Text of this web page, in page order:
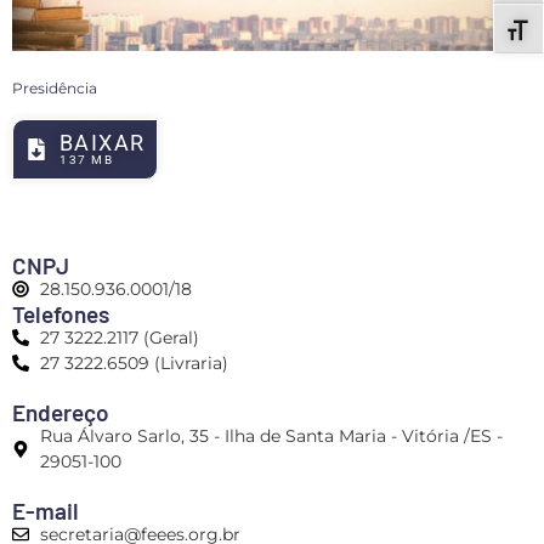
Presidência
BAIXAR
137 MB
CNPJ
28.150.936.0001/18
Telefones
27 3222.2117 (Geral)
27 3222.6509 (Livraria)
Endereço
Rua Álvaro Sarlo, 35 - Ilha de Santa Maria - Vitória /ES -
29051-100
E-mail
secretaria@feees.org.br